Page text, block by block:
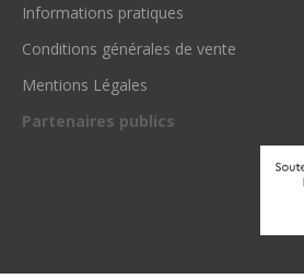
Informations pratiques
Conditions générales de vente
Mentions Légales
Partenaires publics